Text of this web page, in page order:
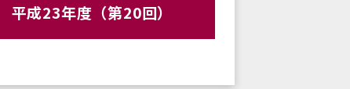
平成23年度（第20回）